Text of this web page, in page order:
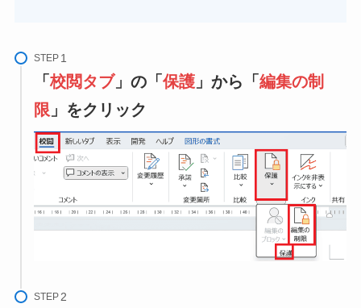
STEP
「 校閲タブ」の「 保護」から「 編集の制
限」をクリック
STEP